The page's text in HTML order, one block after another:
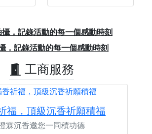
，記錄活動的每一個感動時刻
工商服務
福，頂級沉香祈願積福
霖沉香邀您一同積功德